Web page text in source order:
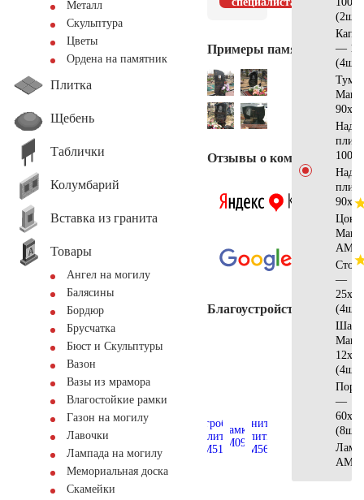
Металл
Скульптура
Цветы
Ордена на памятник
Плитка
Щебень
Таблички
Колумбарий
Вставка из гранита
Товары
Ангел на могилу
Балясины
Бордюр
Брусчатка
Бюст и Скульптуры
Вазон
Вазы из мрамора
Влагостойкие рамки
Газон на могилу
Лавочки
Лампада на могилу
Мемориальная доска
Скамейки
Примеры памятников
Отзывы о компании
Благоустройство
(2шт)
—
(4шт)
—
(4шт)
Шар
(4шт)
—
(8шт)